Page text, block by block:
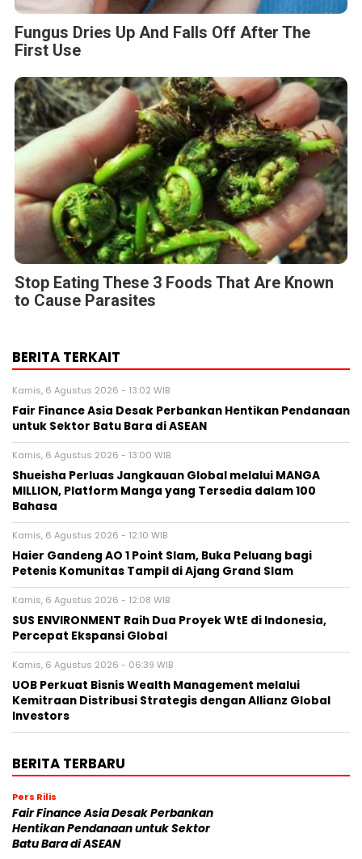
Fungus Dries Up And Falls Off After The
First Use
Stop Eating These 3 Foods That Are Known
to Cause Parasites
BERITA TERKAIT
Kamis, 6 Agustus 2026 - 13:02 WIB
Fair Finance Asia Desak Perbankan Hentikan Pendanaan
untuk Sektor Batu Bara di ASEAN
Kamis, 6 Agustus 2026 - 13:00 WIB
Shueisha Perluas Jangkauan Global melalui MANGA
MILLION, Platform Manga yang Tersedia dalam 100
Bahasa
Kamis, 6 Agustus 2026 - 12:10 WIB
Haier Gandeng AO 1 Point Slam, Buka Peluang bagi
Petenis Komunitas Tampil di Ajang Grand Slam
Kamis, 6 Agustus 2026 - 12:08 WIB
SUS ENVIRONMENT Raih Dua Proyek WtE di Indonesia,
Percepat Ekspansi Global
Kamis, 6 Agustus 2026 - 06:39 WIB
UOB Perkuat Bisnis Wealth Management melalui
Kemitraan Distribusi Strategis dengan Allianz Global
Investors
BERITA TERBARU
Pers Rilis
Fair Finance Asia Desak Perbankan
Hentikan Pendanaan untuk Sektor
Batu Bara di ASEAN